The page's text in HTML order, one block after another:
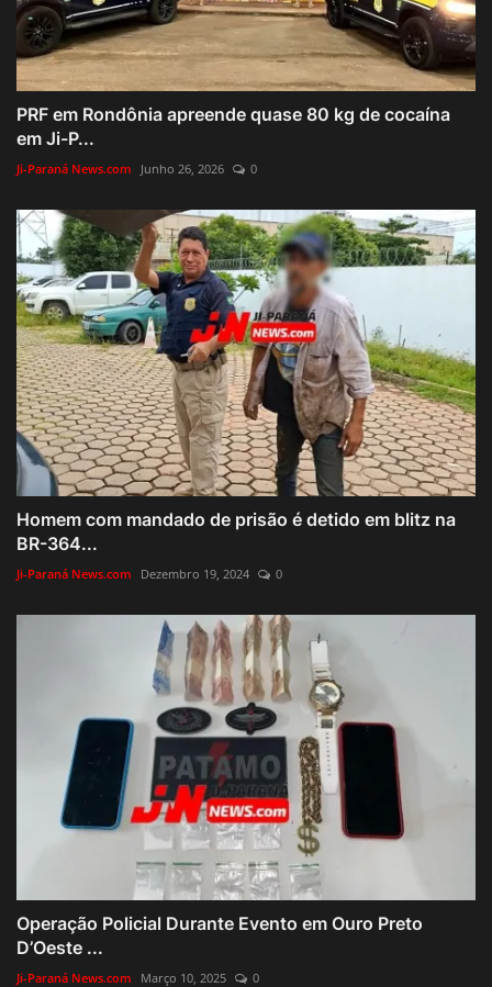
PRF em Rondônia apreende quase 80 kg de cocaína
em Ji-P...
Ji-Paraná News.com Junho 26, 2026 0
Homem com mandado de prisão é detido em blitz na
BR-364...
Ji-Paraná News.com Dezembro 19, 2024 0
Operação Policial Durante Evento em Ouro Preto
D’Oeste ...
Ji-Paraná News.com Março 10, 2025 0